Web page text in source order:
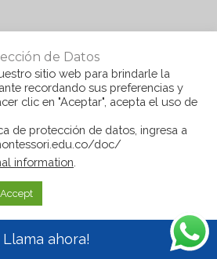
de Datos
sitio web para brindarle la
recordando sus preferencias y
clic en "Aceptar", acepta el uso de
de protección de datos, ingresa a
doc/
information
Accept
Llama ahora!